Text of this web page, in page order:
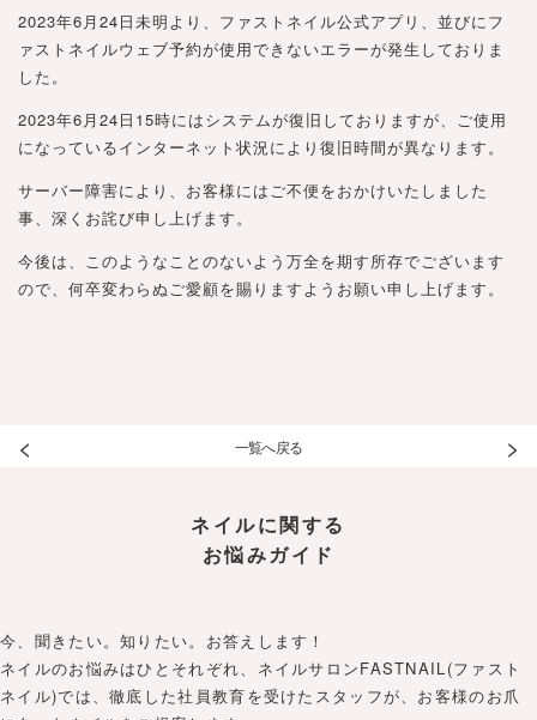
2023年6月24日未明より、ファストネイル公式アプリ、並びにフ
ァストネイルウェブ予約が使用できないエラーが発生しておりま
した。
2023年6月24日15時にはシステムが復旧しておりますが、ご使用
になっているインターネット状況により復旧時間が異なります。
サーバー障害により、お客様にはご不便をおかけいたしました
事、深くお詫び申し上げます。
今後は、このようなことのないよう万全を期す所存でございます
ので、何卒変わらぬご愛顧を賜りますようお願い申し上げます。
< 一覧へ戻る >
ネイルに関する
お悩みガイド
今、聞きたい。知りたい。お答えします！
ネイルのお悩みはひとそれぞれ、ネイルサロンFASTNAIL(ファスト
ネイル)では、徹底した社員教育を受けたスタッフが、お客様のお爪